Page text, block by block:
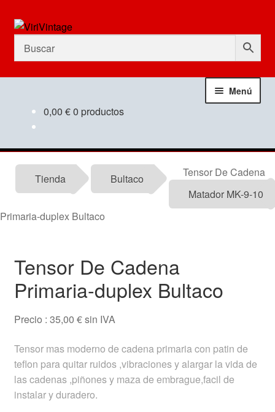
Ir
a
navegación
Ir
al
contenido
Menú
Mi Cuenta
Contactar
Informacion tecnica
Testimonios
Ofertas
Ayuda
Español
0,00 €0 productos
Tienda
Bultaco
Matador MK-9-10
Tensor De Cadena
Primaria-duplex Bultaco
Tensor De Cadena
Primaria-duplex Bultaco
Precio : 35,00 €sin IVA
Tensor mas moderno de cadena primaria con patin de
teflon para quitar ruidos ,vibraciones y alargar la vida de
las cadenas ,piñones y maza de embrague,facil de
instalar y duradero.